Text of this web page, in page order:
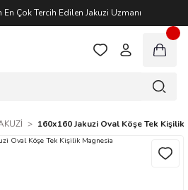
En Çok Tercih Edilen Jakuzi Uzmanı
160x160 Jakuzi Oval Köşe Tek Kişilik